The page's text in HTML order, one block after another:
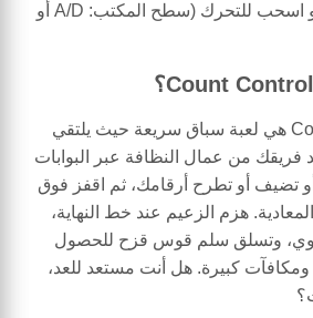
اسحب لليسار/اليمين أو اسحب للتحرك (سطح المكتب: A/D أو
Count Control Legends هي لعبة سباق سريعة حيث يلتقي
فريقك من عمال النظافة عبر البوابات
تضيف أو تطرح أرقامك، ثم اقفز فوق
هزم الزعيم عند خط النهاية،
وتسلق سلم قوس قزح للحصول
كبيرة. هل أنت مستعد للعد،